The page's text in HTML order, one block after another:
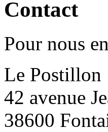
Contact
Pour nous
Le Postillon
42 avenue
38600